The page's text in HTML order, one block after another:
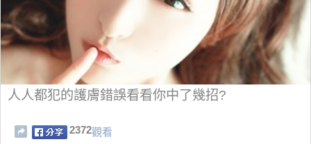
人人都犯的護膚錯誤看看你中了幾招?
2372觀看